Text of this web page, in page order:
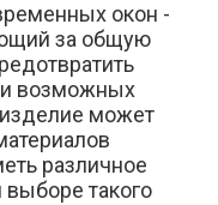
окон -
за общую
и возможных
изделие может
различное
выборе такого